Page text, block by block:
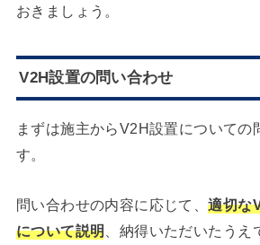
おきましょう。
V2H設置の問い合わせ
まずは施主からV2H設置についての
す。
問い合わせの内容に応じて、適切な
について説明 、納得いただいたう